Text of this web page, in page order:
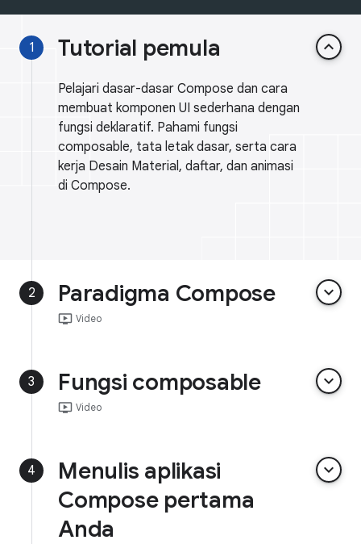
1 Tutorial pemula keyboard_arrow_up
Pelajari dasar-dasar Compose dan cara
membuat komponen UI sederhana dengan
fungsi deklaratif. Pahami fungsi
composable, tata letak dasar, serta cara
kerja Desain Material, daftar, dan animasi
di Compose.
2 Paradigma Compose keyboard_arrow_down
ondemand_video Video
3 Fungsi composable keyboard_arrow_down
ondemand_video Video
4
Menulis aplikasi
Compose pertama
Anda
keyboard_arrow_down